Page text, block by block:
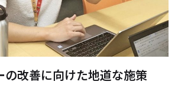
の改善に向けた地道な施策